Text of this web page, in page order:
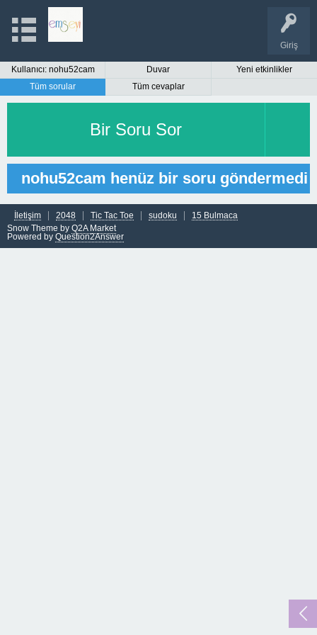
Giriş
Kullanıcı: nohu52cam Duvar
Yeni etkinlikler
Tüm sorular
Tüm cevaplar
Bir Soru Sor
nohu52cam henüz bir soru göndermedi
İletişim 2048 Tic Tac Toe sudoku
15 Bulmaca
Snow Theme by Q2A Market
Powered by Question2Answer